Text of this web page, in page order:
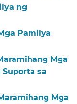
ng
Pamilya
Mga
sa
Mga